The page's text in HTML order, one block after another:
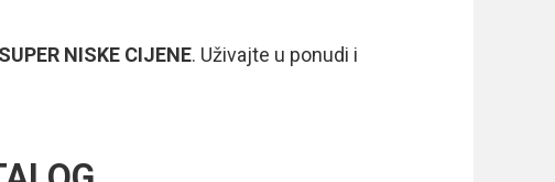
SUPER NISKE CIJENE. Uživajte u ponudi i